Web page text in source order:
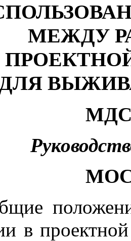
МЕЖДУ
МДС
щие
в прое